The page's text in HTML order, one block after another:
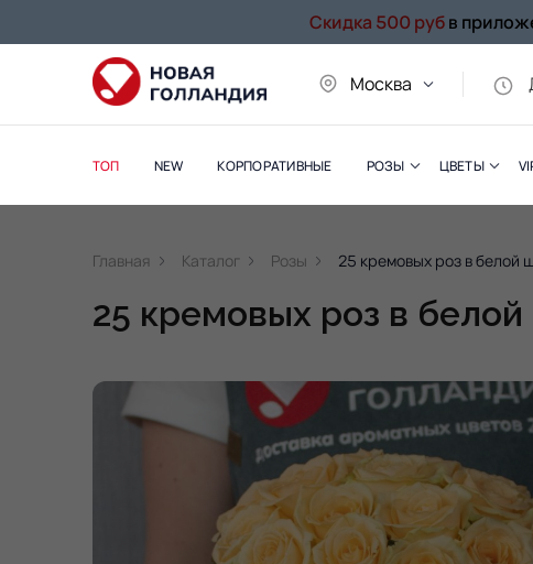
Скидка 500 рубв
Москва
ТОП NEW КОРПОРАТИВНЫЕ РОЗЫ ЦВЕТЫ
Главная Каталог Розы 25 кремовых роз в белой
25 кремовых роз в